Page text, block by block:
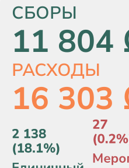
СБОРЫ
11 804
РАСХОДЫ
16 303